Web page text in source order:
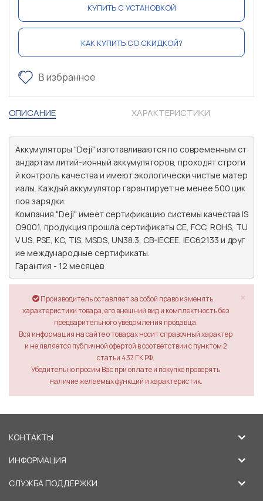
КУПИТЬ С УСТАНОВКОЙ
КАК КУПИТЬ СО СКИДКОЙ?
В избранное
ОПИСАНИЕ ХАРАКТЕРИСТИКИ
Аккумуляторы "Deji" изготавливаются по современным ст
андартам литий-ионный аккумуляторов, проходят строги
й контроль качества и имеют экологически чистые матер
иалы. Каждый аккумулятор гарантирует не менее 500 цик
лов зарядки.
Компания "Deji" имеет сертификацию системы качества IS
O9001, продукция прошла сертификаты CE, FCC, ROHS, TU
V US, PSE, KC, TIS, MSDS, UN38.3, CB-IECEE, IEC62133 и друг
ие международные сертификаты.
Гарантия - 12 месяцев
×
Производитель оставляет за собой право изменять
характеристики товара, его внешний вид и комплектность без
предварительного уведомления продавца.
Вся информация на сайте о товарах носит справочный характер
и не является публичной офертой в соответствии с пунктом 2
статьи 437 ГК РФ.
Убедительно просим Вас при оплате и покупке проверять
наличие желаемых функций и характеристик.
КОНТАКТЫ
ИНФОРМАЦИЯ
СЛУЖБА ПОДДЕРЖКИ